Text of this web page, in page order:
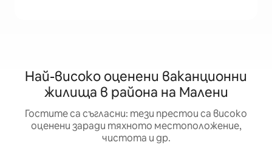
Най-високо оценени ваканционни
жилища в района на Малени
Гостите са съгласни: тези престои са високо
оценени заради тяхното местоположение,
чистота и др.